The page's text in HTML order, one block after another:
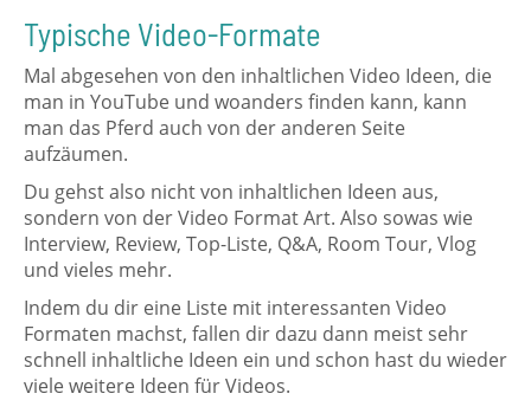
Typische Video-Formate
Mal abgesehen von den inhaltlichen Video Ideen, die
man in YouTube und woanders finden kann, kann
man das Pferd auch von der anderen Seite
aufzäumen.
Du gehst also nicht von inhaltlichen Ideen aus,
sondern von der Video Format Art. Also sowas wie
Interview, Review, Top-Liste, Q&A, Room Tour, Vlog
und vieles mehr.
Indem du dir eine Liste mit interessanten Video
Formaten machst, fallen dir dazu dann meist sehr
schnell inhaltliche Ideen ein und schon hast du wieder
viele weitere Ideen für Videos.